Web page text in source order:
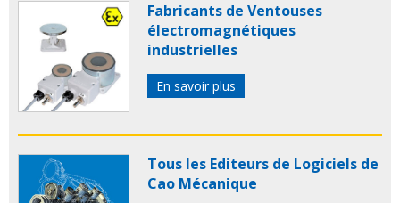
Fabricants de Ventouses
électromagnétiques
industrielles
En savoir plus
Tous les Editeurs de Logiciels de
Cao Mécanique